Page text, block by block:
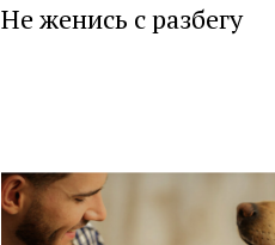
Не женись с разбегу